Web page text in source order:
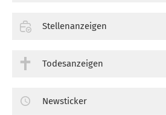
Stellenanzeigen
Todesanzeigen
Newsticker